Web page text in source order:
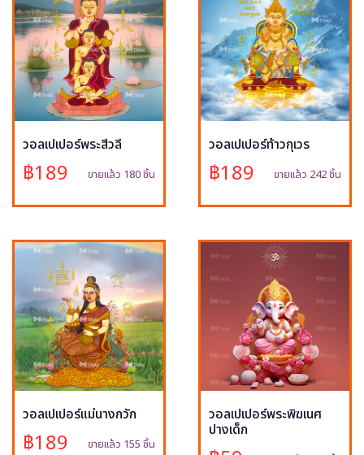
วอลเปเปอร์พระสีวลี
฿189 ขายแล้ว 180 ชิ้น
วอลเปเปอร์ท้าวกุเวร
฿189 ขายแล้ว 242 ชิ้น
วอลเปเปอร์แม่นางกวัก
฿189 ขายแล้ว 155 ชิ้น
วอลเปเปอร์พระพิฆเนศ
ปางเด็ก